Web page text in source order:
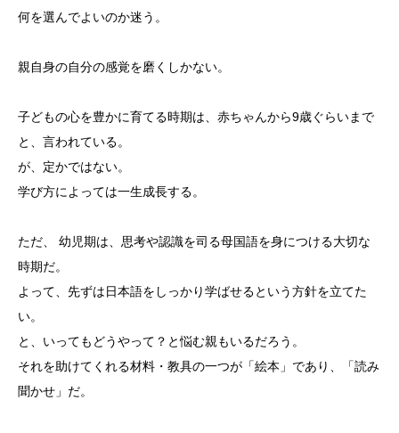
何を選んでよいのか迷う。
親自身の自分の感覚を磨くしかない。
子どもの心を豊かに育てる時期は、赤ちゃんから9歳ぐらいまで
と、言われている。
が、定かではない。
学び方によっては一生成長する。
ただ、 幼児期は、思考や認識を司る母国語を身につける大切な
時期だ。
よって、先ずは日本語をしっかり学ばせるという方針を立てた
い。
と、いってもどうやって？と悩む親もいるだろう。
それを助けてくれる材料・教具の一つが「絵本」であり、「読み
聞かせ」だ。